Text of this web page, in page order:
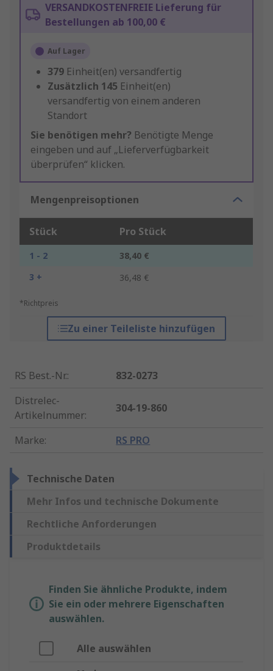
VERSANDKOSTENFREIE Lieferung für
Bestellungen ab 100,00 €
Auf Lager
379 Einheit(en) versandfertig
Zusätzlich 145 Einheit(en)
versandfertig von einem anderen
Standort
Sie benötigen mehr? Benötigte Menge
eingeben und auf „Lieferverfügbarkeit
überprüfen“ klicken.
Mengenpreisoptionen
Stück Pro Stück
1 - 2
38,40 €
3 +
36,48 €
*Richtpreis
Zu einer Teileliste hinzufügen
RS Best.-Nr.:
832-0273
Distrelec-
Artikelnummer:
304-19-860
Marke: RS PRO
Technische Daten
Mehr Infos und technische Dokumente
Rechtliche Anforderungen
Produktdetails
Finden Sie ähnliche Produkte, indem
Sie ein oder mehrere Eigenschaften
auswählen.
Alle auswählen